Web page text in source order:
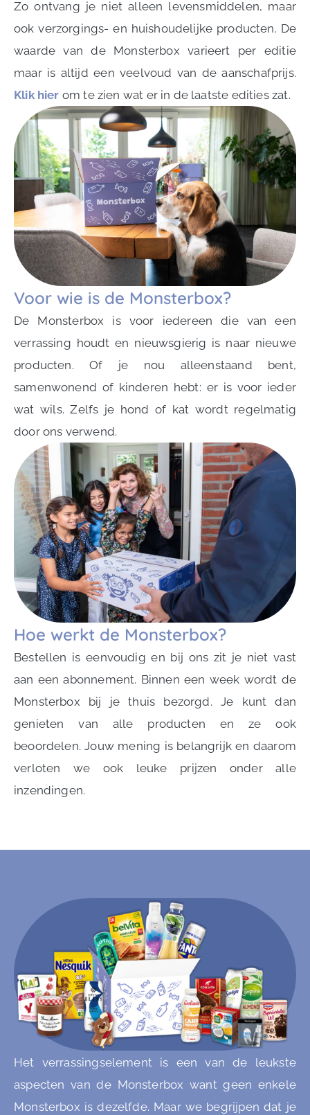
Zo ontvang je niet alleen levensmiddelen, maar
ook verzorgings- en huishoudelijke producten. De
waarde van de Monsterbox varieert per editie
maar is altijd een veelvoud van de aanschafprijs.
Klik hier om te zien wat er in de laatste edities zat.
Voor wie is de Monsterbox?
De Monsterbox is voor iedereen die van een
verrassing houdt en nieuwsgierig is naar nieuwe
producten. Of je nou alleenstaand bent,
samenwonend of kinderen hebt: er is voor ieder
wat wils. Zelfs je hond of kat wordt regelmatig
door ons verwend.
Hoe werkt de Monsterbox?
Bestellen is eenvoudig en bij ons zit je niet vast
aan een abonnement. Binnen een week wordt de
Monsterbox bij je thuis bezorgd. Je kunt dan
genieten van alle producten en ze ook
beoordelen. Jouw mening is belangrijk en daarom
verloten we ook leuke prijzen onder alle
inzendingen.
Het verrassingselement is een van de leukste
aspecten van de Monsterbox want geen enkele
Monsterbox is dezelfde. Maar we begrijpen dat je